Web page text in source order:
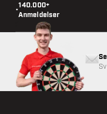
•
140.000+
Anmeldelser